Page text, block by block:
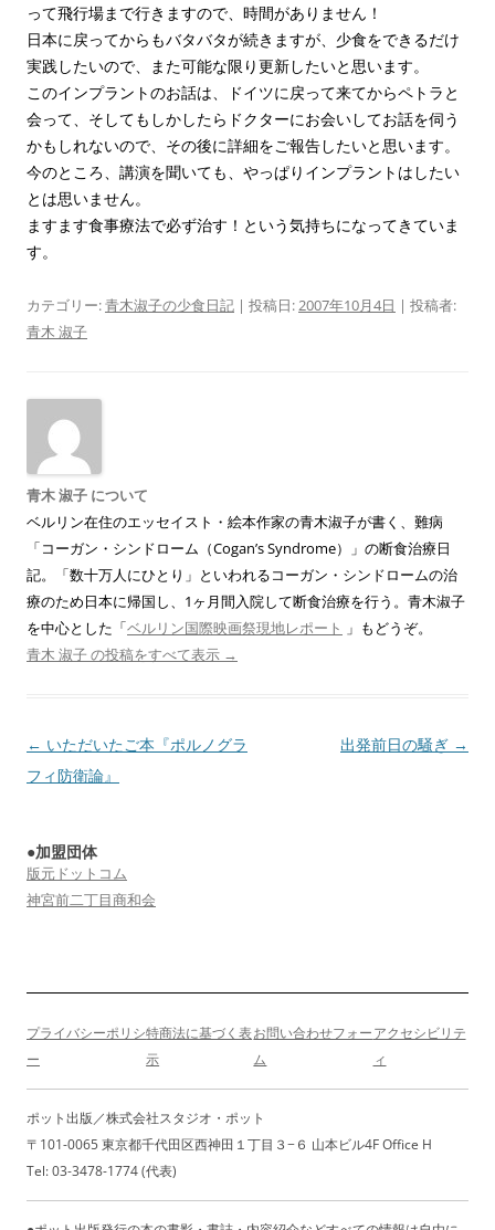
って飛行場まで行きますので、時間がありません！
日本に戻ってからもバタバタが続きますが、少食をできるだけ
実践したいので、また可能な限り更新したいと思います。
このインプラントのお話は、ドイツに戻って来てからペトラと
会って、そしてもしかしたらドクターにお会いしてお話を伺う
かもしれないので、その後に詳細をご報告したいと思います。
今のところ、講演を聞いても、やっぱりインプラントはしたい
とは思いません。
ますます食事療法で必ず治す！という気持ちになってきていま
す。
カテゴリー:青木淑子の少食日記 | 投稿日: 2007年10月4日 | 投稿者:
青木 淑子
青木 淑子 について
ベルリン在住のエッセイスト・絵本作家の青木淑子が書く、難病
「コーガン・シンドローム（Cogan’s Syndrome）」の断食治療日
記。「数十万人にひとり」といわれるコーガン・シンドロームの治
療のため日本に帰国し、1ヶ月間入院して断食治療を行う。青木淑子
を中心とした「ベルリン国際映画祭現地レポート 」もどうぞ。
青木 淑子 の投稿をすべて表示 →
投
稿
ゲ
ー
ン
← いただいたご本『ポルノグラ
フィ防衛論』
出発前日の騒ぎ →
●加盟団体
版元ドットコム
神宮前二丁目商和会
プライバシーポリシ
ー
特商法に基づく表
示
お問い合わせフォー
ム
アクセシビリテ
ィ
ポット出版／株式会社スタジオ・ポット
〒101-0065 東京都千代田区西神田１丁目３−６ 山本ビル4F Office H
Tel: 03-3478-1774 (代表)